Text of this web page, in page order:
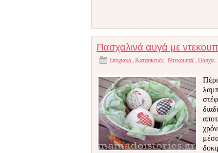
Πασχαλινά αυγά με
Εποχιακά , Κατασκευές , Ντεκουπάζ , Πάσχα ,